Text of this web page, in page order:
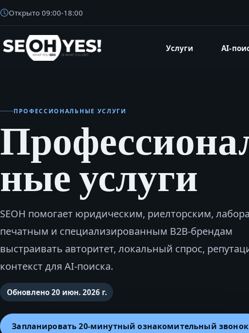
Открыто09:00-18:00
SEOH Услуги AI-
ПРОФЕССИОНАЛЬНЫЕ УСЛУГИ
ные услуги
SEOH помогает юридическим, риелторским,
печатным и специализированным B2B‑брендам
выстраивать авторитет, локальный спрос,
контекст для AI‑поиска.
Обновлено 20 июн. 2026 г.
Запланировать 20‑минутный ознакомительный звонок